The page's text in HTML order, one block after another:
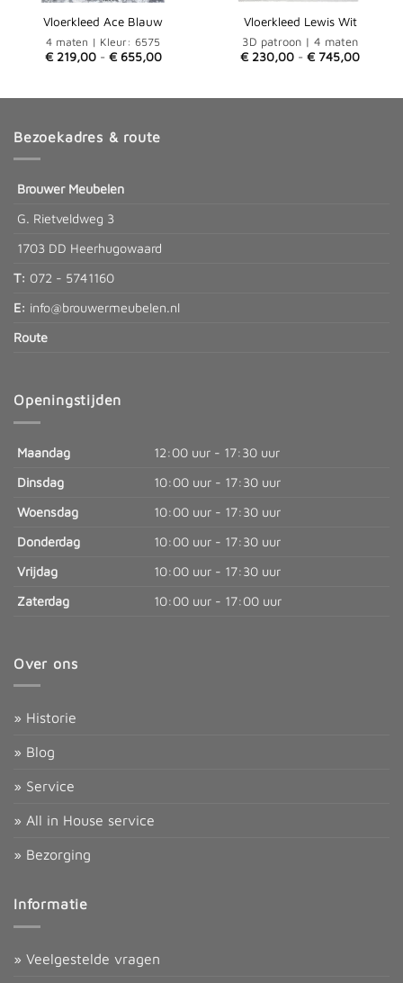
Vloerkleed Ace Blauw
4 maten | Kleur: 6575
€219,00 - €655,00Prijsklasse:
Vloerkleed Lewis Wit
3D patroon | 4 maten
€ 230,00 - € 745,00
Bezoekadres & route
Brouwer Meubelen
G. Rietveldweg 3
1703 DD Heerhugowaard
T: 072 - 5741160
E: info@brouwermeubelen.nl
Route
Openingstijden
Maandag
12:00 uur - 17:30 uur
Dinsdag
10:00 uur - 17:30 uur
Woensdag
10:00 uur - 17:30 uur
Donderdag
10:00 uur - 17:30 uur
Vrijdag
10:00 uur - 17:30 uur
Zaterdag
10:00 uur - 17:00 uur
Over ons
» Historie
» Blog
» Service
» All in House service
» Bezorging
Informatie
» Veelgestelde vragen